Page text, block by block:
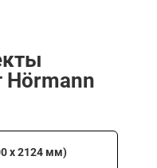
х 2124 мм)